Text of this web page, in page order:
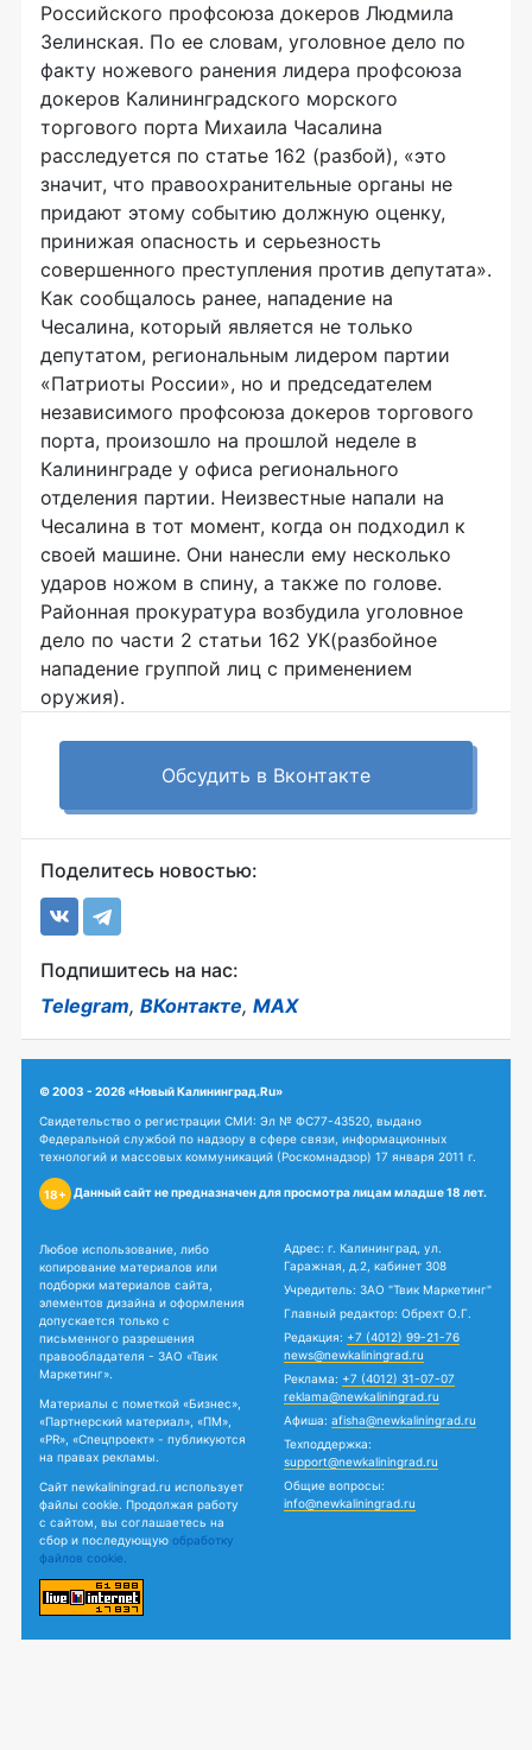
Российского профсоюза докеров Людмила
Зелинская. По ее словам, уголовное дело по
факту ножевого ранения лидера профсоюза
докеров Калининградского морского
торгового порта Михаила Часалина
расследуется по статье 162 (разбой), «это
значит, что правоохранительные органы не
придают этому событию должную оценку,
принижая опасность и серьезность
совершенного преступления против депутата».
Как сообщалось ранее, нападение на
Чесалина, который является не только
депутатом, региональным лидером партии
«Патриоты России», но и председателем
независимого профсоюза докеров торгового
порта, произошло на прошлой неделе в
Калининграде у офиса регионального
отделения партии. Hеизвестные напали на
Чесалина в тот момент, когда он подходил к
своей машине. Они нанесли ему несколько
ударов ножом в спину, а также по голове.
Районная прокуратура возбудила уголовное
дело по части 2 статьи 162 УК(разбойное
нападение группой лиц с применением
оружия).
Обсудить в Вконтакте
Поделитесь новостью:
Подпишитесь на нас:
Telegram, ВКонтакте, MAX
© 2003 - 2026 «Новый Калининград.Ru»
Свидетельство о регистрации СМИ: Эл № ФС77-43520, выдано
Федеральной службой по надзору в сфере связи, информационных
технологий и массовых коммуникаций (Роскомнадзор) 17 января 2011 г.
18+ Данный сайт не предназначен для просмотра лицам младше 18 лет.
Любое использование, либо
копирование материалов или
подборки материалов сайта,
элементов дизайна и оформления
допускается только с
письменного разрешения
правообладателя - ЗАО «Твик
Маркетинг».
Материалы с пометкой «Бизнес»,
«Партнерский материал», «ПМ»,
«PR», «Спецпроект» - публикуются
на правах рекламы.
Сайт newkaliningrad.ru использует
файлы cookie. Продолжая работу
с сайтом, вы соглашаетесь на
сбор и последующую обработку
файлов cookie.
Адрес: г. Калининград, ул.
Гаражная, д.2, кабинет 308
Учредитель: ЗАО "Твик Маркетинг"
Главный редактор: Обрехт О.Г.
Редакция: +7 (4012) 99-21-76
news@newkaliningrad.ru
Реклама: +7 (4012) 31-07-07
reklama@newkaliningrad.ru
Афиша: afisha@newkaliningrad.ru
Техподдержка:
support@newkaliningrad.ru
Общие вопросы:
info@newkaliningrad.ru